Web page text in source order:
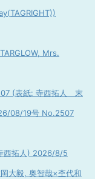
Mrs.
(表紙: 寺西拓人 末
08/19号 No.2507
西拓人) 2026/8/5
大毅, 奥智哉×杢代和